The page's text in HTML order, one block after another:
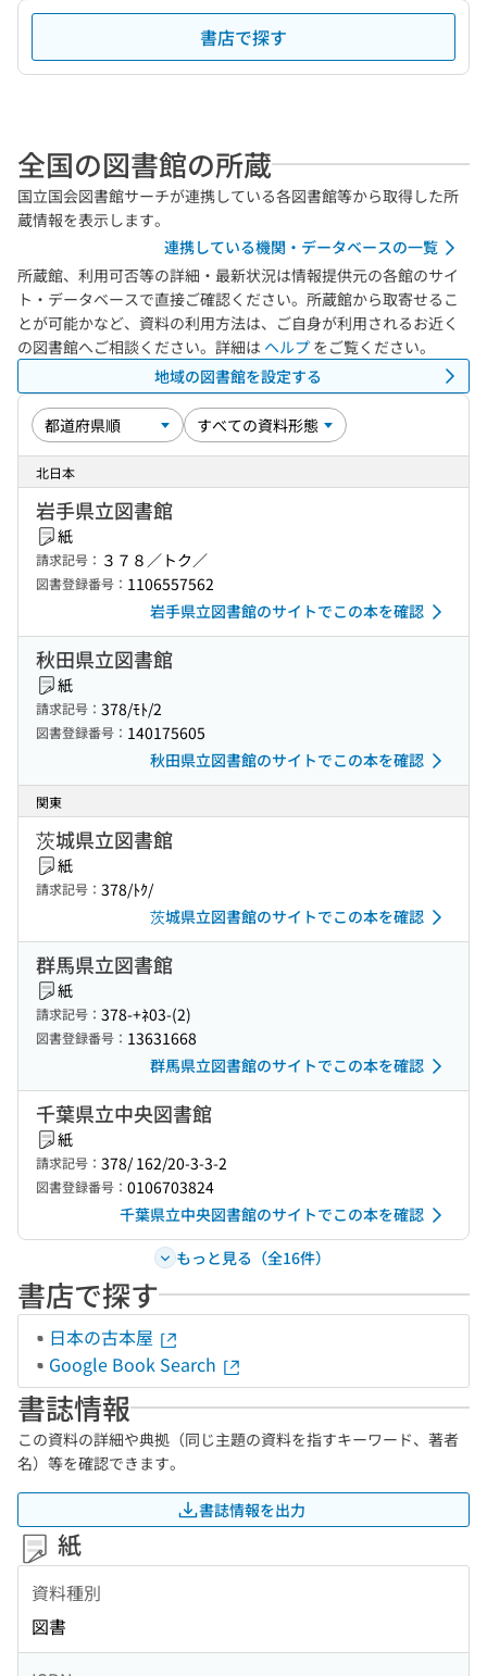
書店で探す
全国の図書館の所蔵
国立国会図書館サーチが連携している各図書館等から取得した所
蔵情報を表示します。
連携している機関・データベースの一覧
所蔵館、利用可否等の詳細・最新状況は情報提供元の各館のサイ
ト・データベースで直接ご確認ください。所蔵館から取寄せるこ
とが可能かなど、資料の利用方法は、ご自身が利用されるお近く
の図書館へご相談ください。詳細は ヘルプ をご覧ください。
地域の図書館を設定する
北日本
岩手県立図書館
紙
請求記号： ３７８／トク／
図書登録番号： 1106557562
岩手県立図書館のサイトでこの本を確認
秋田県立図書館
紙
請求記号： 378/ﾓﾄ/2
図書登録番号： 140175605
秋田県立図書館のサイトでこの本を確認
関東
茨城県立図書館
紙
請求記号： 378/ﾄｸ/
茨城県立図書館のサイトでこの本を確認
群馬県立図書館
紙
請求記号： 378-+ﾈ03-(2)
図書登録番号： 13631668
群馬県立図書館のサイトでこの本を確認
千葉県立中央図書館
紙
請求記号： 378/ 162/20-3-3-2
図書登録番号： 0106703824
千葉県立中央図書館のサイトでこの本を確認
もっと見る（全16件）
書店で探す
日本の古本屋
Google Book Search
書誌情報
この資料の詳細や典拠（同じ主題の資料を指すキーワード、著者
名）等を確認できます。
書誌情報を出力
紙
資料種別
図書